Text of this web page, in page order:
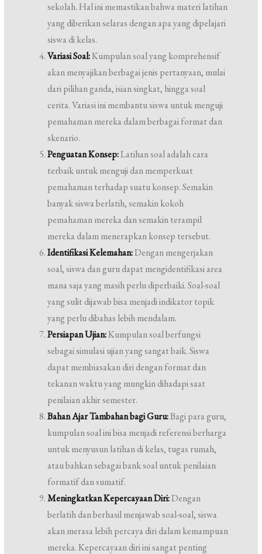
sekolah. Hal ini memastikan bahwa materi latihan
yang diberikan selaras dengan apa yang dipelajari
siswa di kelas.
Variasi Soal:Kumpulan soal yang komprehensif
akan menyajikan berbagai jenis pertanyaan, mulai
dari pilihan ganda, isian singkat, hingga soal
cerita. Variasi ini membantu siswa untuk menguji
pemahaman mereka dalam berbagai format dan
skenario.
Penguatan Konsep:Latihan soal adalah cara
terbaik untuk menguji dan memperkuat
pemahaman terhadap suatu konsep. Semakin
banyak siswa berlatih, semakin kokoh
pemahaman mereka dan semakin terampil
mereka dalam menerapkan konsep tersebut.
Identifikasi Kelemahan:Dengan mengerjakan
soal, siswa dan guru dapat mengidentifikasi area
mana saja yang masih perlu diperbaiki. Soal-soal
yang sulit dijawab bisa menjadi indikator topik
yang perlu dibahas lebih mendalam.
Persiapan Ujian:Kumpulan soal berfungsi
sebagai simulasi ujian yang sangat baik. Siswa
dapat membiasakan diri dengan format dan
tekanan waktu yang mungkin dihadapi saat
penilaian akhir semester.
Bahan Ajar Tambahan bagi Guru:Bagi para guru,
kumpulan soal ini bisa menjadi referensi berharga
untuk menyusun latihan di kelas, tugas rumah,
atau bahkan sebagai bank soal untuk penilaian
formatif dan sumatif.
Meningkatkan Kepercayaan Diri:Dengan
berlatih dan berhasil menjawab soal-soal, siswa
akan merasa lebih percaya diri dalam kemampuan
mereka. Kepercayaan diri ini sangat penting